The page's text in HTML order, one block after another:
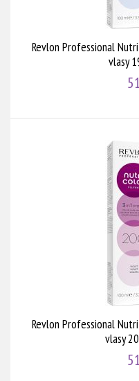
Revlon Professional
vlasy
Revlon Professional
vlasy